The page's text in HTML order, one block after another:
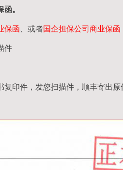
函。
保函 、或者国企担保公司商业保函
件
印件，发您扫描件，顺丰寄出原